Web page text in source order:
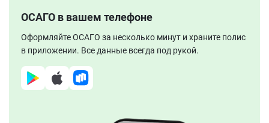
ОСАГО в вашем телефоне
Оформляйте ОСАГО за несколько минут и храните полис
в приложении. Все данные всегда под рукой.